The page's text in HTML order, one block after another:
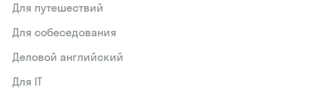
Для путешествий
Для собеседования
Деловой английский
Для IT